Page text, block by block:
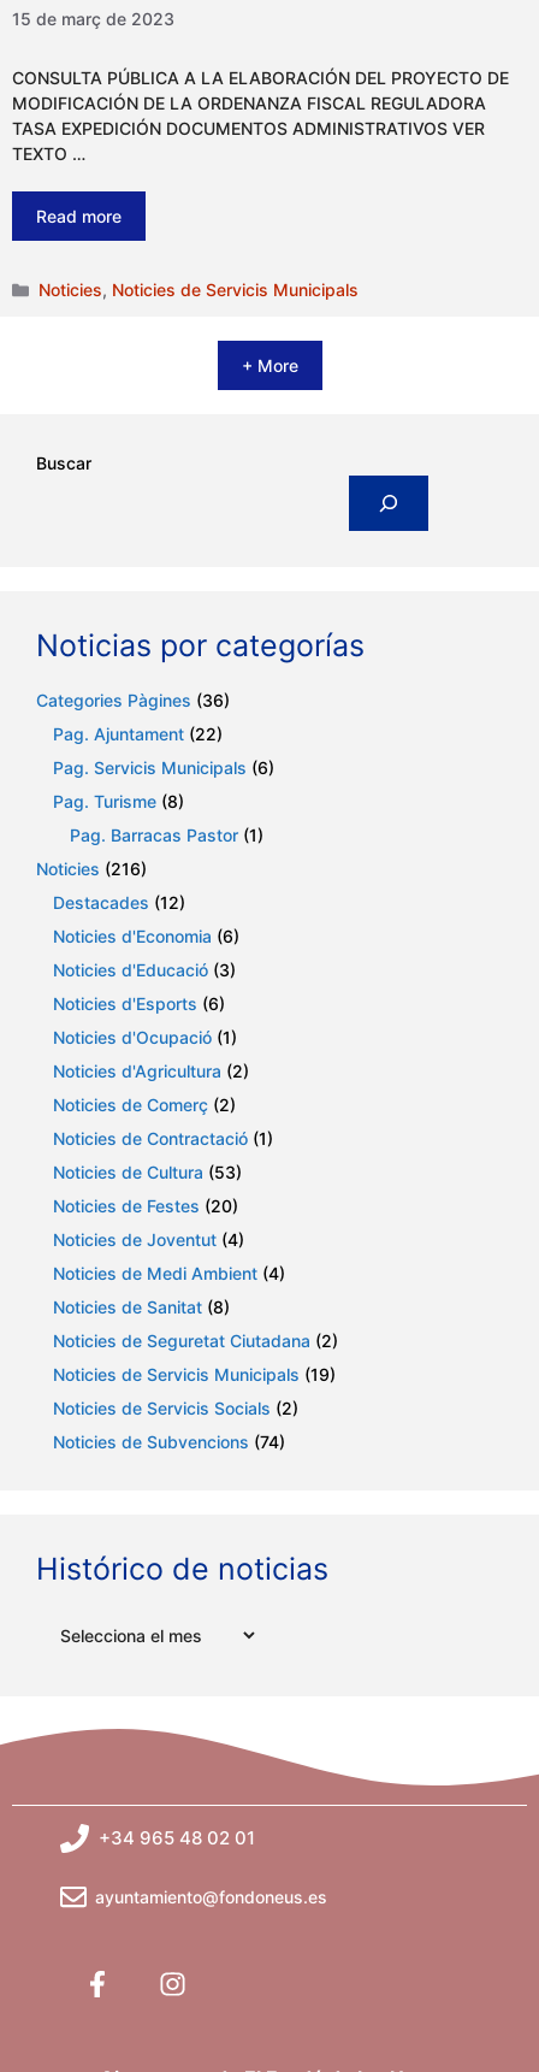
15 de març de 2023
CONSULTA PÚBLICA A LA ELABORACIÓN DEL PROYECTO DE
MODIFICACIÓN DE LA ORDENANZA FISCAL REGULADORA
TASA EXPEDICIÓN DOCUMENTOS ADMINISTRATIVOS VER
TEXTO …
Read more
Categories
Noticies, Noticies de Servicis Municipals
+ More
Buscar
Noticias por categorías
Categories Pàgines (36)
Pag. Ajuntament (22)
Pag. Servicis Municipals (6)
Pag. Turisme (8)
Pag. Barracas Pastor (1)
Noticies (216)
Destacades (12)
Noticies d'Economia (6)
Noticies d'Educació (3)
Noticies d'Esports (6)
Noticies d'Ocupació (1)
Noticies d'Agricultura (2)
Noticies de Comerç (2)
Noticies de Contractació (1)
Noticies de Cultura (53)
Noticies de Festes (20)
Noticies de Joventut (4)
Noticies de Medi Ambient (4)
Noticies de Sanitat (8)
Noticies de Seguretat Ciutadana (2)
Noticies de Servicis Municipals (19)
Noticies de Servicis Socials (2)
Noticies de Subvencions (74)
Histórico de noticias
+34 965 48 02 01
ayuntamiento@fondoneus.es